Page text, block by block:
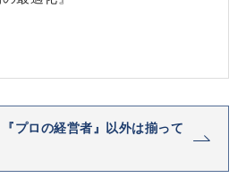
プロの経営者』以外は揃って